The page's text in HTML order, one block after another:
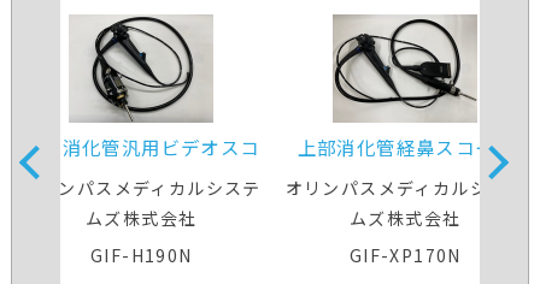
上部消化管汎用ビデオスコ
ープ
オリンパスメディカルシステ
ムズ株式会社
GIF-H190N
上部消化管経鼻スコープ
オリンパスメディカルシステ
ムズ株式会社
GIF-XP170N